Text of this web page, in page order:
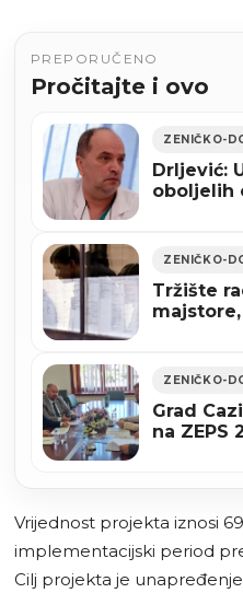
PREPORUČENO
Pročitajte i ovo
Drljević:
oboljelih
Tržište
Grad
na ZEPS
Vrijednost projekta iznosi
implementacijski period
Cilj projekta je